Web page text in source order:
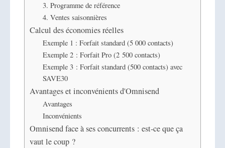
3. Programme de référence
4. Ventes saisonnières
Calcul des économies réelles
Exemple 1 : Forfait standard (5 000 contacts)
Exemple 2 : Forfait Pro (2 500 contacts)
Exemple 3 : Forfait standard (500 contacts) avec
SAVE30
Avantages et inconvénients d'Omnisend
Avantages
Inconvénients
Omnisend face à ses concurrents : est-ce que ça
vaut le coup ?